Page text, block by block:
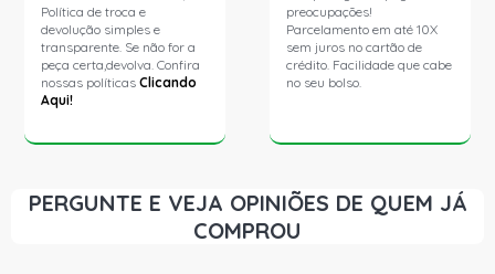
Política de troca e
devolução simples e
transparente. Se não for a
peça certa,devolva. Confira
nossas políticasClicando
Aqui!
preocupações!
Parcelamento em até 10X
sem juros no cartão de
crédito. Facilidade que cabe
no seu bolso.
PERGUNTE E VEJA OPINIÕES DE QUEM JÁ
COMPROU